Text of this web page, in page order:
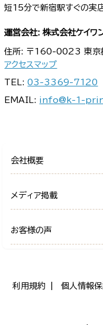
短15分で新宿駅すぐの実
運営会社: 株式会社ケイワ
住所: 〒160-0023 東京
アクセスマップ
TEL:03-3369-7120
EMAIL: info@k-1-
会社概要
メディア掲載
お客様の声
利用規約 個人情報